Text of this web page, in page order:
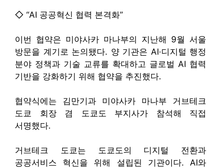
◇ “AI 공공혁신 협력 본격화”
이번 협약은 미야사카 마나부의 지난해 9월 서울
방문을 계기로 논의됐다. 양 기관은 AI·디지털 행정
분야 정책과 기술 교류를 확대하고 글로벌 AI 협력
기반을 강화하기 위해 협약을 추진했다.
협약식에는 김만기과 미야사카 마나부 거브테크
도쿄 회장 겸 도쿄도 부지사가 참석해 직접
서명했다.
거브테크 도쿄는 도쿄도의 디지털 전환과
공공서비스 혁신을 위해 설립된 기관이다. AI와